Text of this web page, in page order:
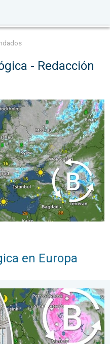
- Redacción
Lluvia en el sur. . .
en Europa
Cientos de destrozos. . .